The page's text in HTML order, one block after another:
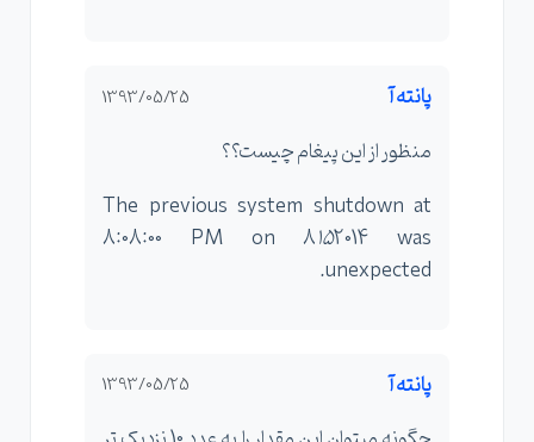
پانته آ 1393/05/25
منظور از این پیغام چیست؟؟
The previous system shutdown at
8:08:00 PM on ‎8‎15‎2014 was
unexpected.
پانته آ 1393/05/25